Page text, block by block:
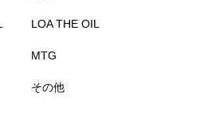
LOA THE OIL
MTG
その他